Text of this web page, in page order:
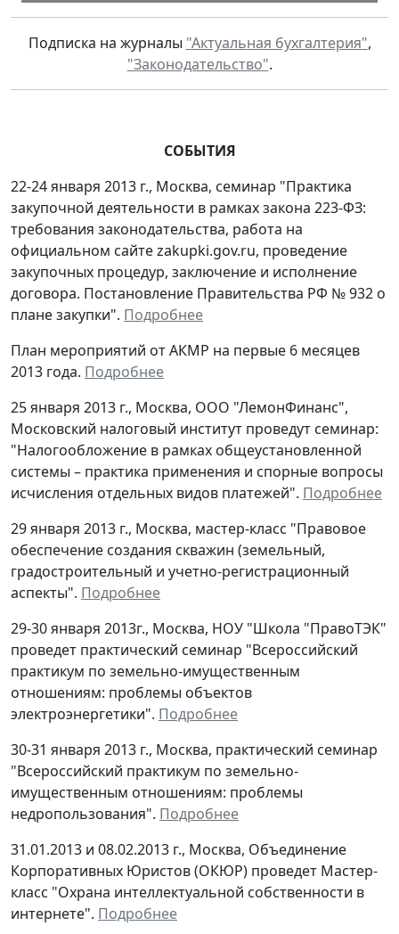
Подписка на журналы "Актуальная бухгалтерия",
"Законодательство".
СОБЫТИЯ
22-24 января 2013 г., Москва, семинар "Практика
закупочной деятельности в рамках закона 223-ФЗ:
требования законодательства, работа на
официальном сайте zakupki.gov.ru, проведение
закупочных процедур, заключение и исполнение
договора. Постановление Правительства РФ № 932 о
плане закупки". Подробнее
План мероприятий от АКМР на первые 6 месяцев
2013 года. Подробнее
25 января 2013 г., Москва, ООО "ЛемонФинанс",
Московский налоговый институт проведут семинар:
"Налогообложение в рамках общеустановленной
системы – практика применения и спорные вопросы
исчисления отдельных видов платежей". Подробнее
29 января 2013 г., Москва, мастер-класс "Правовое
обеспечение создания скважин (земельный,
градостроительный и учетно-регистрационный
аспекты". Подробнее
29-30 января 2013г., Москва, НОУ "Школа "ПравоТЭК"
проведет практический семинар "Всероссийский
практикум по земельно-имущественным
отношениям: проблемы объектов
электроэнергетики". Подробнее
30-31 января 2013 г., Москва, практический семинар
"Всероссийский практикум по земельно-
имущественным отношениям: проблемы
недропользования". Подробнее
31.01.2013 и 08.02.2013 г., Москва, Объединение
Корпоративных Юристов (ОКЮР) проведет Мастер-
класс "Охрана интеллектуальной собственности в
интернете". Подробнее